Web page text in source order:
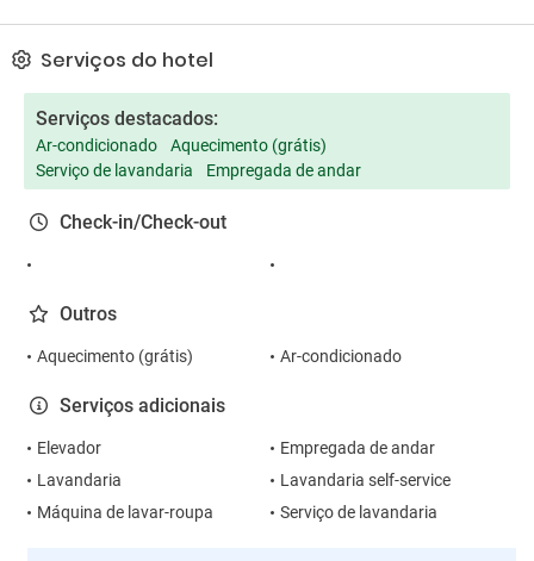
Serviços do hotel
Serviços destacados:
Ar-condicionado
Aquecimento (grátis)
Serviço de lavandaria
Empregada de andar
Check-in/Check-out
Outros
Aquecimento (grátis) Ar-condicionado
Serviços adicionais
Elevador
Empregada de andar
Lavandaria
Lavandaria self-service
Máquina de lavar-roupa
Serviço de lavandaria